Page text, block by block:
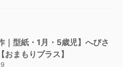
｜型紙・1月・5歳児】へびさ
おまもりプラス】